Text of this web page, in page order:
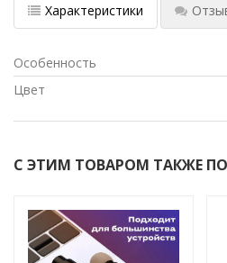
Характеристики
Особенность
Цвет
С ЭТИМ ТОВАРОМ ТАКЖЕ